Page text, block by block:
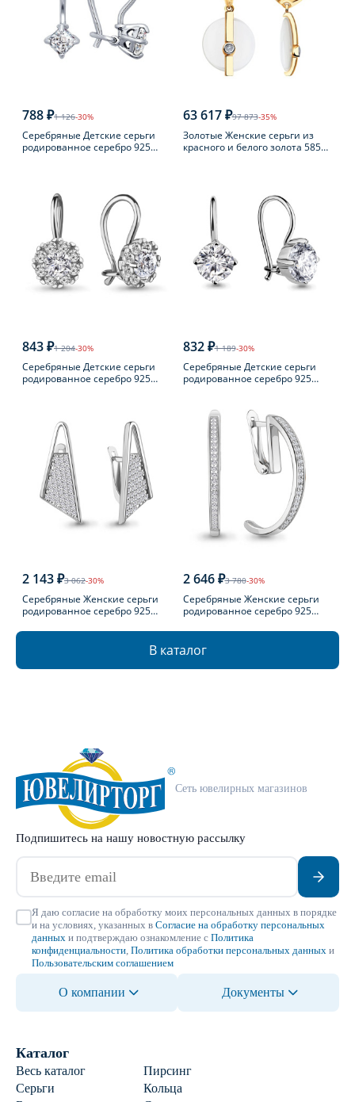
788 ₽1 126-30%
Серебряные Детские серьги
родированное серебро 925
63 617 ₽97 873-35%
Золотые Женские серьги из
красного и белого золота 585
843 ₽1 204-30%
Серебряные Детские серьги
родированное серебро 925
832 ₽1 189-30%
Серебряные Детские серьги
родированное серебро 925
2 143 ₽3 062-30%
Серебряные Женские серьги
родированное серебро 925
2 646 ₽3 780-30%
Серебряные Женские серьги
родированное серебро 925
В каталог
Сеть ювелирных магазинов
Подпишитесь на нашу новостную рассылку
Я даю согласие на обработку моих персональных данных в порядке
и на условиях, указанных в Согласие на обработку персональных
данных и подтверждаю ознакомление с Политика
конфиденциальности Политика обработки персональных данных и
Пользовательским соглашением
О компании Документы
Каталог
Весь каталог
Пирсинг
Серьги
Кольца